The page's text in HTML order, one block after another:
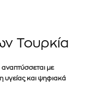
Τουρκία
αναπτύσσεται με
υγείας και ψηφιακά